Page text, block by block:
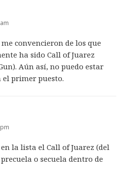
convencieron de los que
ha sido Call of Juarez
Aún así, no puedo estar
el primer puesto.
la lista el Call of Juarez (del
o secuela dentro de